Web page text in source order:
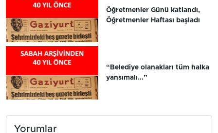
Öğretmenler Günü katlandı,
Öğretmenler Haftası başladı
“Belediye olanakları tüm halka
yansımalı...”
Yorumlar